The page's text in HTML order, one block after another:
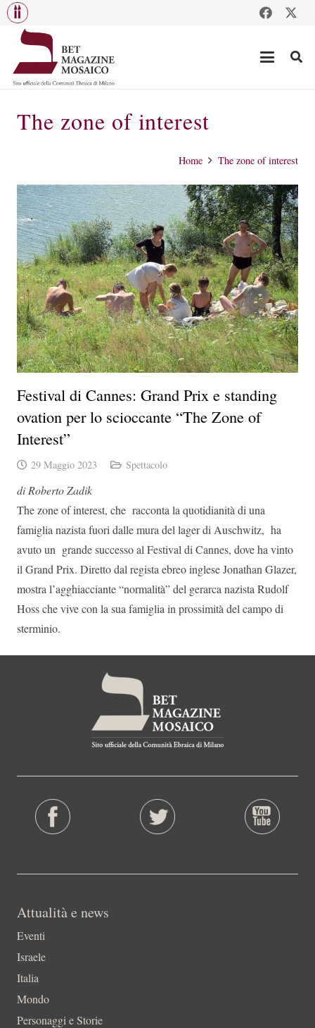
The zone of interest
Home The zone of interest
Festival di Cannes: Grand Prix e standing
ovation per lo scioccante “The Zone of
Interest”
29 Maggio 2023 Spettacolo
di Roberto Zadik
The zone of interest, che racconta la quotidianità di una
famiglia nazista fuori dalle mura del lager di Auschwitz, ha
avuto un grande successo al Festival di Cannes, dove ha vinto
il Grand Prix. Diretto dal regista ebreo inglese Jonathan Glazer,
mostra l’agghiacciante “normalità” del gerarca nazista Rudolf
Hoss che vive con la sua famiglia in prossimità del campo di
sterminio.
Attualità e news
Eventi
Israele
Italia
Mondo
Personaggi e Storie